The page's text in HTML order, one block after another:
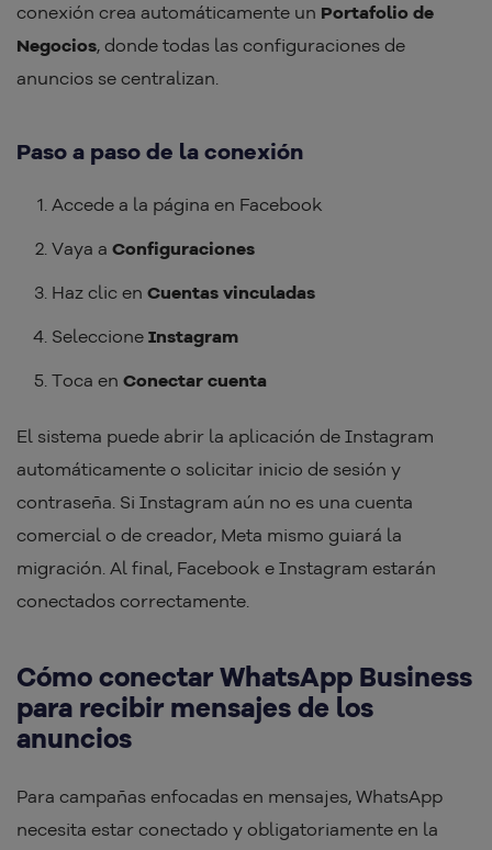
conexión crea automáticamente un Portafolio de
Negocios, donde todas las configuraciones de
anuncios se centralizan.
Paso a paso de la conexión
Accede a la página en Facebook
Vaya a Configuraciones
Haz clic en Cuentas vinculadas
Seleccione Instagram
Toca en Conectar cuenta
El sistema puede abrir la aplicación de Instagram
automáticamente o solicitar inicio de sesión y
contraseña. Si Instagram aún no es una cuenta
comercial o de creador, Meta mismo guiará la
migración. Al final, Facebook e Instagram estarán
conectados correctamente.
Cómo conectar WhatsApp Business
para recibir mensajes de los
anuncios
Para campañas enfocadas en mensajes, WhatsApp
necesita estar conectado y obligatoriamente en la